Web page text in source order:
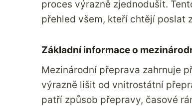
proces výrazně zjednodušit.
přehled všem, kteří chtějí poslat
Základní informace o
Mezinárodní přeprava zahrnuje
výrazně lišit od vnitrostátní
patří způsob přepravy, časové